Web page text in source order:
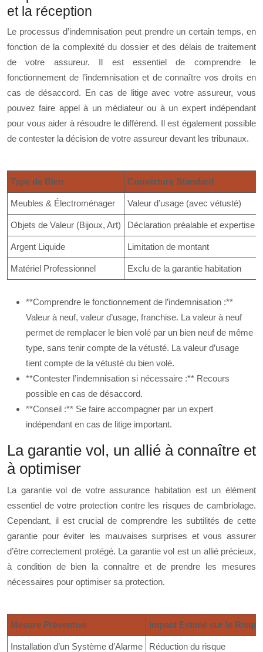
et la réception
Le processus d’indemnisation peut prendre un certain temps, en
fonction de la complexité du dossier et des délais de traitement
de votre assureur. Il est essentiel de comprendre le
fonctionnement de l’indemnisation et de connaître vos droits en
cas de désaccord. En cas de litige avec votre assureur, vous
pouvez faire appel à un médiateur ou à un expert indépendant
pour vous aider à résoudre le différend. Il est également possible
de contester la décision de votre assureur devant les tribunaux.
Type de Bien Couverture Standard
Meubles & Électroménager Valeur d’usage (avec vétusté)
Objets de Valeur (Bijoux, Art) Déclaration préalable et expertise
Argent Liquide Limitation de montant
Matériel Professionnel Exclu de la garantie habitation
**Comprendre le fonctionnement de l’indemnisation :**
Valeur à neuf, valeur d’usage, franchise. La valeur à neuf
permet de remplacer le bien volé par un bien neuf de même
type, sans tenir compte de la vétusté. La valeur d’usage
tient compte de la vétusté du bien volé.
**Contester l’indemnisation si nécessaire :** Recours
possible en cas de désaccord.
**Conseil :** Se faire accompagner par un expert
indépendant en cas de litige important.
La garantie vol, un allié à connaître et
à optimiser
La garantie vol de votre assurance habitation est un élément
essentiel de votre protection contre les risques de cambriolage.
Cependant, il est crucial de comprendre les subtilités de cette
garantie pour éviter les mauvaises surprises et vous assurer
d’être correctement protégé. La garantie vol est un allié précieux,
à condition de bien la connaître et de prendre les mesures
nécessaires pour optimiser sa protection.
Mesure Préventive Impact Estimé sur le
Installation d’un Système d’Alarme Réduction du risque